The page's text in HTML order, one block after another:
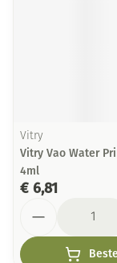
Vitry
Vitry Vao Water
4ml
€ 6,81